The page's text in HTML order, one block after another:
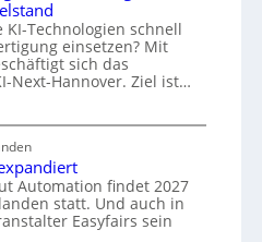
Technologien schnell
einsetzen? Mit
sich das
Next-Hannover. Ziel ist…
Automation findet 2027
statt. Und auch in
Easyfairs sein